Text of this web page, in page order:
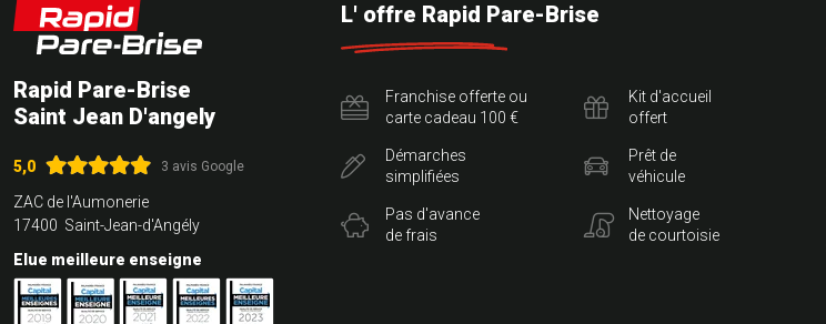
Rapid Pare-Brise
Saint Jean D'angely
5,0 3 avis Google
ZAC de l'Aumonerie
17400 Saint-Jean-d'Angély
Elue meilleure enseigne
L' offre Rapid Pare-Brise
Franchise offerte ou
carte cadeau 100 €
Démarches
simplifiées
Pas d'avance
de frais
Kit d'accueil
offert
Prêt de
véhicule
Nettoyage
de courtoisie